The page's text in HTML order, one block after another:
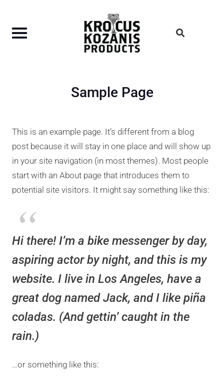
content
Sample Page
This is an example page. It’s different from a blog
post because it will stay in one place and will show up
in your site navigation (in most themes). Most people
start with an About page that introduces them to
potential site visitors. It might say something like this:
Hi there! I’m a bike messenger by day,
aspiring actor by night, and this is my
website. I live in Los Angeles, have a
great dog named Jack, and I like piña
coladas. (And gettin’ caught in the
rain.)
…or something like this: